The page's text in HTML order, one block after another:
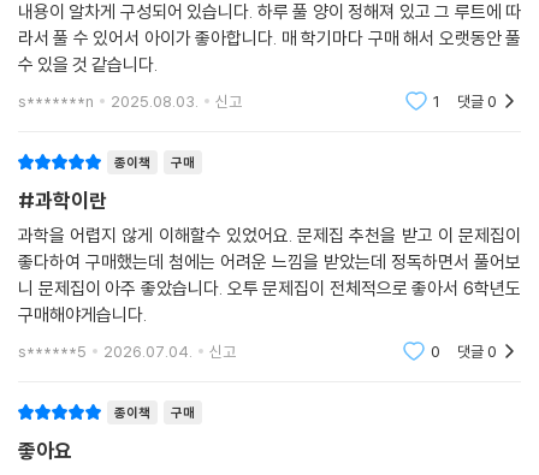
내용이 알차게 구성되어 있습니다. 하루 풀 양이 정해져 있고 그 루트에 따
라서 풀 수 있어서 아이가 좋아합니다. 매 학기마다 구매 해서 오랫동안 풀
수 있을 것 같습니다.
s*******n 2025.08.03. 신고 1 댓글0
종이책 구매
#과학이란
과학을 어렵지 않게 이해할수 있었어요. 문제집 추천을 받고 이 문제집이
좋다하여 구매했는데 첨에는 어려운 느낌을 받았는데 정독하면서 풀어보
니 문제집이 아주 좋았습니다. 오투 문제집이 전체적으로 좋아서 6학년도
구매해야게습니다.
s******5 2026.07.04. 신고 0 댓글0
종이책 구매
좋아요